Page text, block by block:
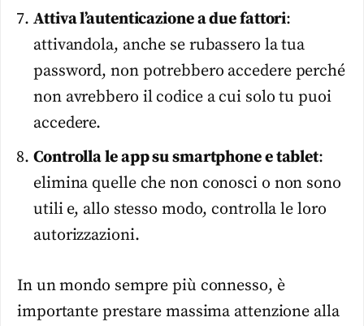
Attiva l’autenticazione a due fattori:
attivandola, anche se rubassero la tua
password, non potrebbero accedere perché
non avrebbero il codice a cui solo tu puoi
accedere.
Controlla le app su smartphone e tablet:
elimina quelle che non conosci o non sono
utili e, allo stesso modo, controlla le loro
autorizzazioni.
In un mondo sempre più connesso, è
importante prestare massima attenzione alla